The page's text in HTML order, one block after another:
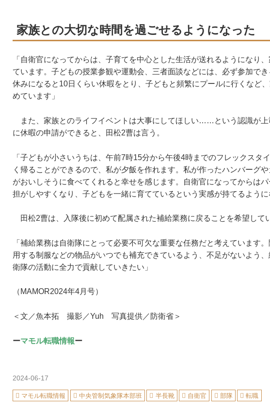
家族との大切な時間を過ごせるようになった
「自衛官になってからは、子育てを中心とした生活が送れるようになり
ています。子どもの授業参観や運動会、三者面談などには、必ず参加で
休みになると10日くらい休暇をとり、子どもと頻繁にプールに行くなど
めています」
また、家族とのライフイベントは大事にしてほしい……という認識が上
に休暇の申請ができると、田松2曹は言う。
「子どもが小さいうちは、午前7時15分から午後4時までのフレックスタ
く帰ることができるので、私が夕飯を作れます。私が作ったハンバーグ
がおいしそうに食べてくれると幸せを感じます。自衛官になってからは
担がしやすくなり、子どもを一緒に育てているという実感が持てるように
田松2曹は、入隊後に初めて配属された補給業務に戻ることを希望して
「補給業務は自衛隊にとって必要不可欠な重要な任務だと考えています
用する制服などの物品がいつでも補充できているよう、不足がないよう
衛隊の活動に全力で貢献していきたい」
（MAMOR2024年4月号）
＜文／魚本拓 撮影／Yuh 写真提供／防衛省＞
ーマモル転職情報ー
2024-06-17
マモル転職情報 中央管制気象隊本部班 半長靴 自衛官 部隊 転職